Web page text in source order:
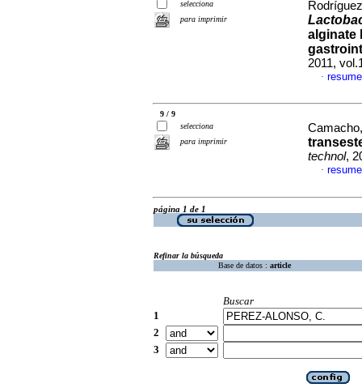
selecciona
para imprimir
alginate
2011,
·
9 / 9
selecciona
para imprimir
technol,
·
página 1 de 1
Refinar la búsqueda
Base de datos : article
Buscar
1
2
3